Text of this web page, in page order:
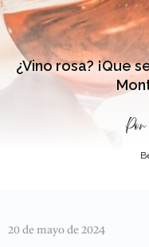
¿Vino rosa? ¡Que
Por
20 de mayo de 2024